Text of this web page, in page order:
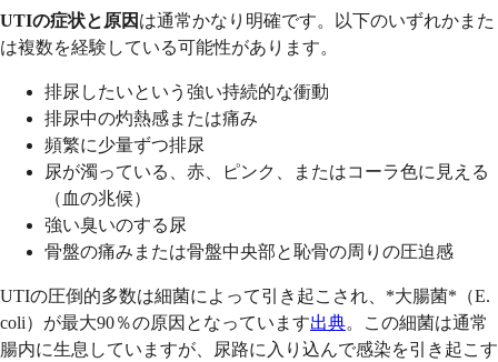
UTIの症状と原因 は通常かなり明確です。以下のいずれかまた
は複数を経験している可能性があります。
排尿したいという強い持続的な衝動
排尿中の灼熱感または痛み
頻繁に少量ずつ排尿
尿が濁っている、赤、ピンク、またはコーラ色に見える
（血の兆候）
強い臭いのする尿
骨盤の痛みまたは骨盤中央部と恥骨の周りの圧迫感
UTIの圧倒的多数は細菌によって引き起こされ、*大腸菌*（E.
coli）が最大90％の原因となっています出典。この細菌は通常
腸内に生息していますが、尿路に入り込んで感染を引き起こす